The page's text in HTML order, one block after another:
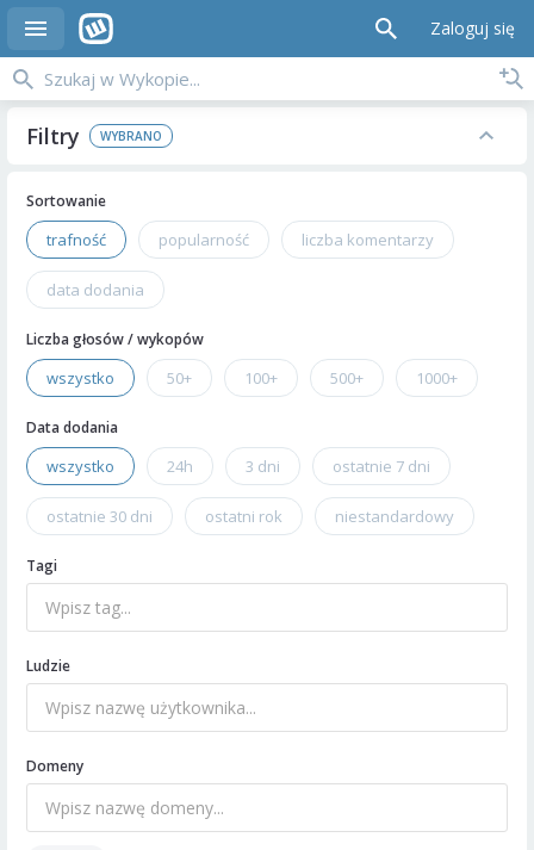
Zaloguj się
Filtry
Sortowanie
trafność popularność liczba komentarzy
data dodania
Liczba głosów / wykopów
wszystko 50+ 100+ 500+ 1000+
Data dodania
wszystko 24h 3 dni ostatnie 7 dni
ostatnie 30 dni ostatni rok niestandardowy
Tagi
Ludzie
Domeny